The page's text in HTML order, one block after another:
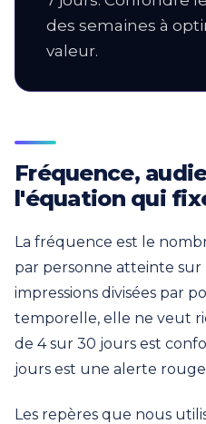
des semaines à
valeur.
Fréquence,
l'équation qui
La fréquence est le
par personne atteinte
impressions divisées par
temporelle, elle ne veut
de 4 sur 30 jours est
jours est une alerte
Les repères que nous